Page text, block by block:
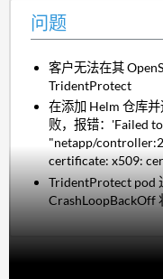
问题
客户无法在其
TridentProtect
在添加 Helm 仓库
败，报错：'Failed
"netapp/
certificate: x509:
TridentProtect pod
CrashLoopBackOff